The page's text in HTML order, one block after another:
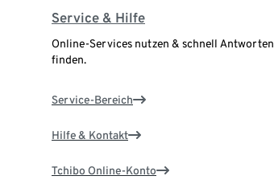
Service & Hilfe
Online-Services nutzen & schnell Antworten
finden.
Service-Bereich
Hilfe & Kontakt
Tchibo Online-Konto